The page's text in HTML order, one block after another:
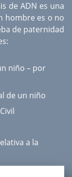
de ADN es una
hombre es o no
de paternidad
niño – por
de un niño
a la